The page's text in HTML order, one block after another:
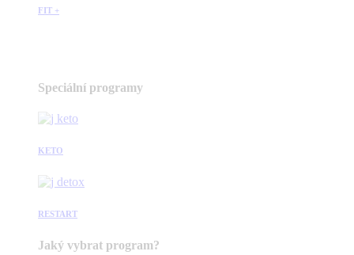
FIT +
Speciální programy
KETO
RESTART
Jaký vybrat program?